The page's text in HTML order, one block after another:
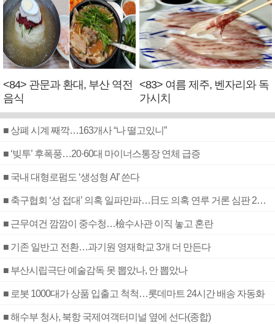
<84> 관문과 환대, 부산 역전
음식
<83> 여름 제주, 벤자리와 독
가시치
■ 상폐 시계 째깍…163개사 “나 떨고있니”
■ ‘빚투’ 후폭풍…20·60대 마이너스통장 연체 급증
■ 국내 대형로펌도 ‘생성형 AI’ 쓴다
■ 축구협회 ‘성 접대’ 의혹 일파만파…日도 의혹 연루 거론 심판 2명 조사
■ 근무여건 깜깜이 중수청…檢수사관 이직 놓고 혼란
■ 기존 일반고 전환…과기원 영재학교 3개 더 만든다
■ 부산시립극단 예술감독 못 뽑았나, 안 뽑았나
■ 로봇 1000대가 상품 입출고 척척…롯데마트 24시간 배송 자동화
■ 해수부 청사, 북항 국제여객터미널 옆에 선다(종합)